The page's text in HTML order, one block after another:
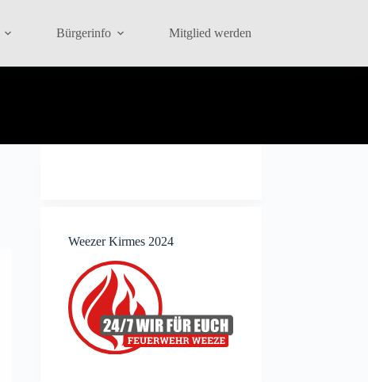
Bürgerinfo Mitglied werden
Weezer Kirmes 2024